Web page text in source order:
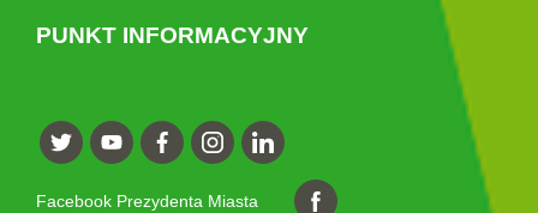
PUNKT INFORMACYJNY
Facebook Prezydenta Miasta